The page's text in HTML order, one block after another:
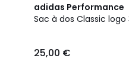
adidas Performance
Sac à dos Classic logo
25,00 €
4,9
/ 5